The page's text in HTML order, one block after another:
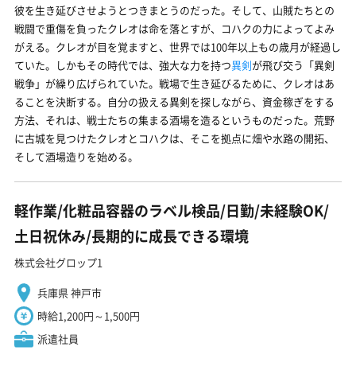
彼を生き延びさせようとつきまとうのだった。そして、山賊たちとの
戦闘で重傷を負ったクレオは命を落とすが、コハクの力によってよみ
がえる。クレオが目を覚ますと、世界では100年以上もの歳月が経過し
ていた。しかもその時代では、強大な力を持つ異剣が飛び交う「異剣
戦争」が繰り広げられていた。戦場で生き延びるために、クレオはあ
ることを決断する。自分の扱える異剣を探しながら、資金稼ぎをする
方法、それは、戦士たちの集まる酒場を造るというものだった。荒野
に古城を見つけたクレオとコハクは、そこを拠点に畑や水路の開拓、
そして酒場造りを始める。
軽作業/化粧品容器のラベル検品/日勤/未経験OK/
土日祝休み/長期的に成長できる環境
株式会社グロップ1
兵庫県 神戸市
時給1,200円～1,500円
派遣社員